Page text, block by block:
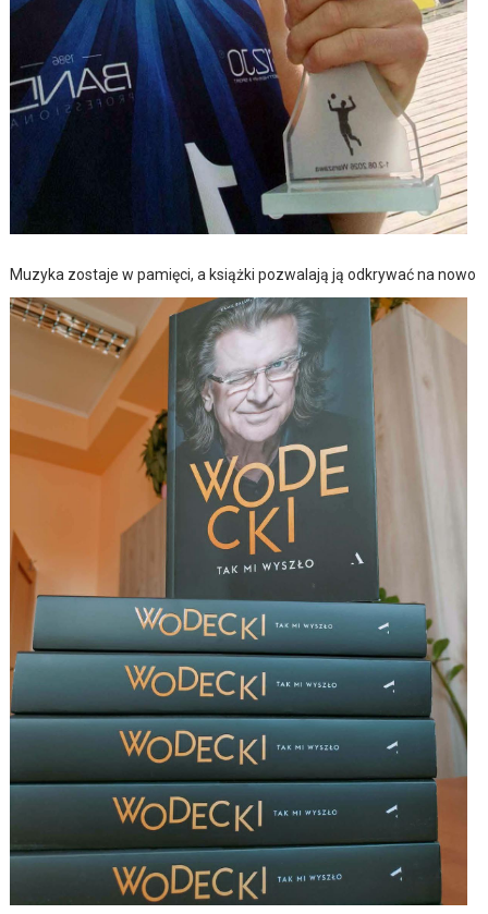
Muzyka zostaje w pamięci, a książki pozwalają ją odkrywać na nowo